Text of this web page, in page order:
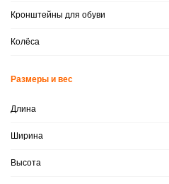
Кронштейны для обуви
Колёса
Размеры и вес
Длина
Ширина
Высота